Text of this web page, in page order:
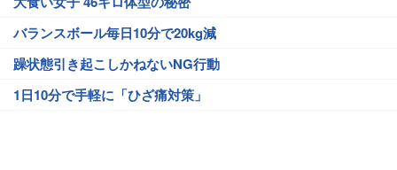
バランスボール毎日10分で20kg減
躁状態引き起こしかねないNG行動
1日10分で手軽に「ひざ痛対策」